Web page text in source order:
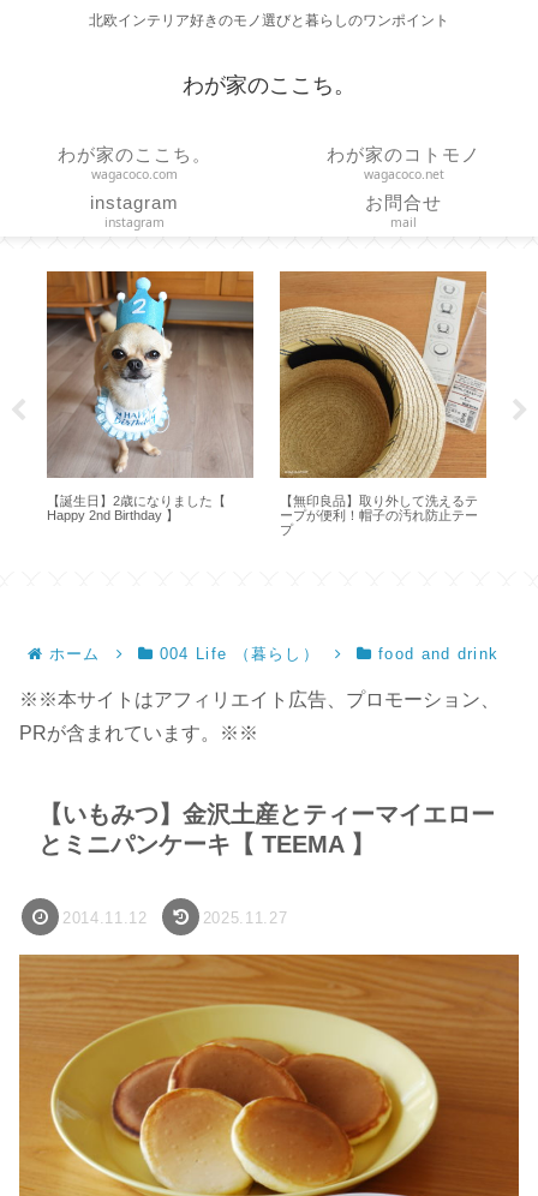
北欧インテリア好きのモノ選びと暮らしのワンポイント
わが家のここち。
わが家のここち。
wagacoco.com
わが家のコトモノ
wagacoco.net
instagram
instagram
お問合せ
mail
【誕生日】2歳になりました【
Happy 2nd Birthday 】
【無印良品】取り外して洗えるテ
ープが便利！帽子の汚れ防止テー
プ
ホーム 004 Life （暮らし） food and drink
※※本サイトはアフィリエイト広告、プロモーション、
PRが含まれています。※※
【いもみつ】金沢土産とティーマイエロー
とミニパンケーキ【 TEEMA 】
2014.11.12 2025.11.27